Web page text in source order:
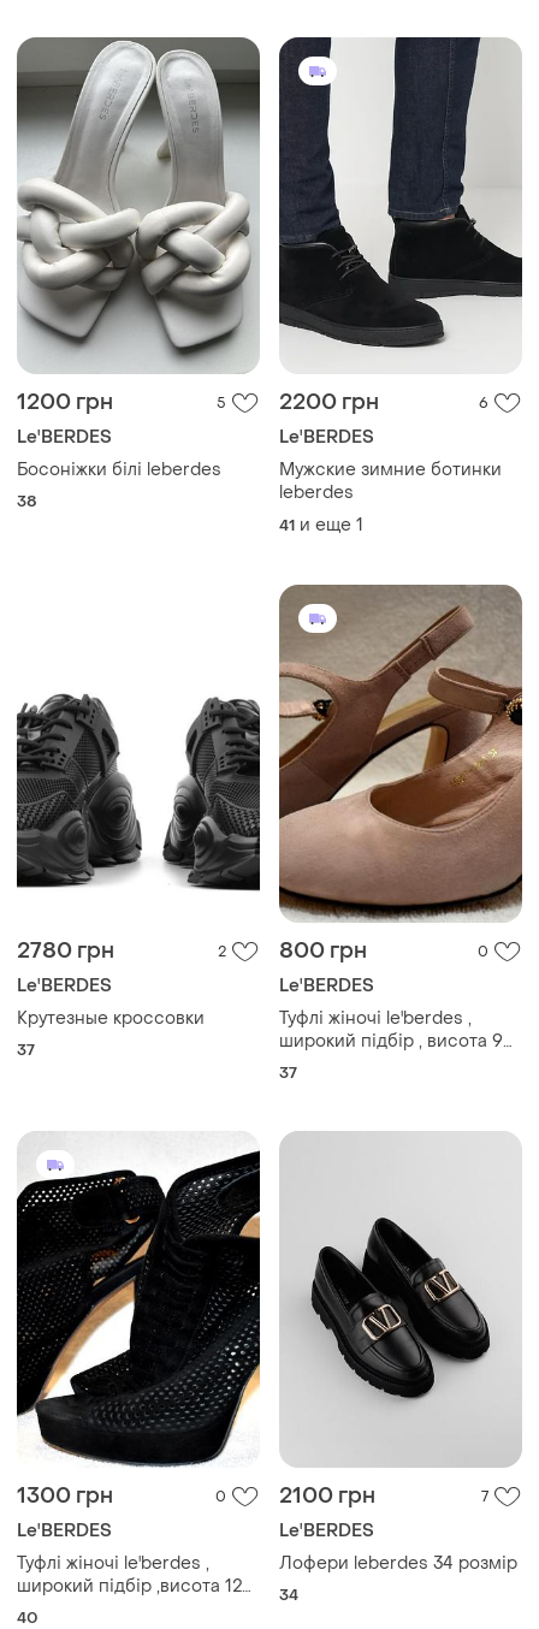
1200 грн 5
Le'BERDES
Босоніжки білі leberdes
38
2200 грн 6
Le'BERDES
Мужские зимние ботинки
leberdes
41 и еще 1
2780 грн 2
Le'BERDES
Крутезные кроссовки
37
800 грн 0
Le'BERDES
Туфлі жіночі le'berdes ,
широкий підбір , висота 9
см , колір пудра , замша
37
1300 грн 0
Le'BERDES
Туфлі жіночі le'berdes ,
широкий підбір ,висота 12
см , колір чорний , замша
40
2100 грн 7
Le'BERDES
Лофери leberdes 34 розмір
34